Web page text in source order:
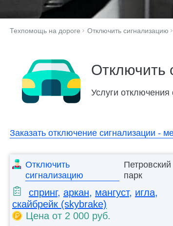
Техпомощь на дороге Отключить сигнализацию
Отключить
Услуги
Заказать отключение сигнализации -
Отключить
сигнализацию
Петровский
парк
спринг, аркан, мангуст, игла,
скайбрейк (skybrake)
Цена от 2 000 руб.